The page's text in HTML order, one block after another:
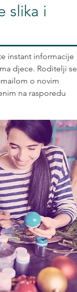
slika i
instant informacije
djece. Roditelji se
o novim
na rasporedu